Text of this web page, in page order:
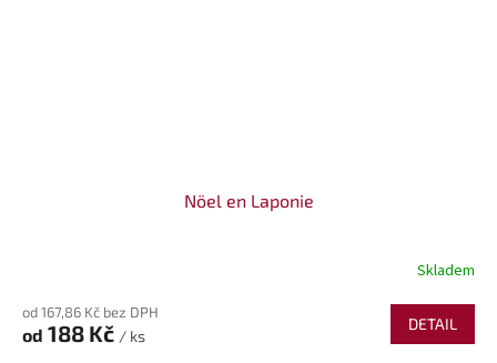
Nöel en Laponie
Skladem
od 167,86 Kč bez DPH
od 188 Kč / ks
DETAIL